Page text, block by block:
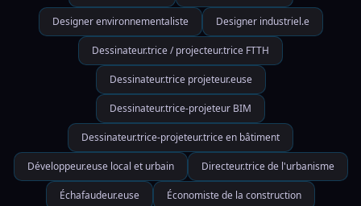
Designer environnementaliste Designer industriel.e
Dessinateur.trice / projecteur.trice FTTH
Dessinateur.trice projeteur.euse
Dessinateur.trice-projeteur BIM
Dessinateur.trice-projeteur.trice en bâtiment
Développeur.euse local et urbain Directeur.trice de l'urbanisme
Échafaudeur.euse Économiste de la construction